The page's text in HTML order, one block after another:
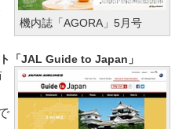
機内誌「AGORA」5月号
「JAL Guide to Japan」